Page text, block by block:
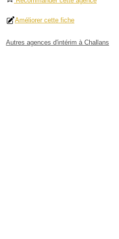
Améliorer cette fiche
Autres agences d'intérim à Challans